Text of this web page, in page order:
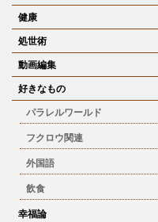
健康
処世術
動画編集
好きなもの
パラレルワールド
フクロウ関連
外国語
飲食
幸福論